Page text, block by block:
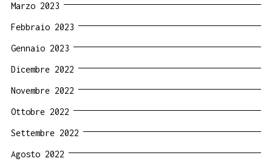
Marzo 2023
Febbraio 2023
Gennaio 2023
Dicembre 2022
Novembre 2022
Ottobre 2022
Settembre 2022
Agosto 2022